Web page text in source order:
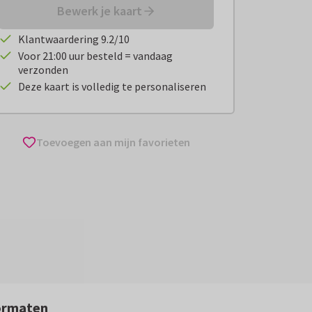
Bewerk je kaart
Klantwaardering 9.2/10
Voor 21:00 uur besteld = vandaag
verzonden
Deze kaart is volledig te personaliseren
Toevoegen aan mijn favorieten